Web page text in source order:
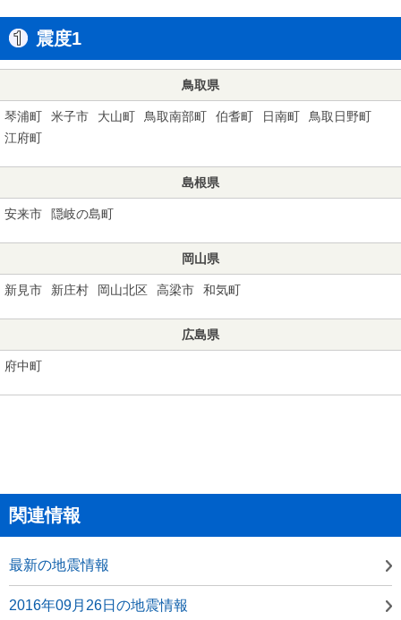
震度1
鳥取県
琴浦町 米子市 大山町 鳥取南部町 伯耆町 日南町
鳥取日野町
江府町
島根県
安来市 隠岐の島町
岡山県
新見市 新庄村 岡山北区 高梁市 和気町
広島県
府中町
関連情報
最新の地震情報
2016年09月26日の地震情報